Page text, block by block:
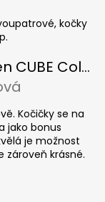
kočky
Kratzbaum für Katzen CUBE Colour
5 von 5 Sternen.
Kočičky se na
jako bonus
je možnost
zároveň krásné.